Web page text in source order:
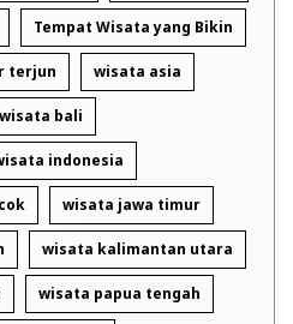
Tempat Wisata yang Bikin
terjun wisata asia
wisata bali
indonesia
wisata jawa timur
wisata kalimantan utara
wisata papua tengah